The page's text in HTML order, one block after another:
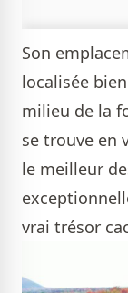
Son
localisée
milieu de la
se trouve en
le meilleur
vrai trésor